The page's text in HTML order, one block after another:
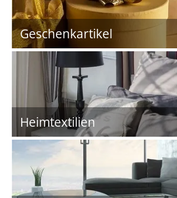
Geschenkartikel
Heimtextilien